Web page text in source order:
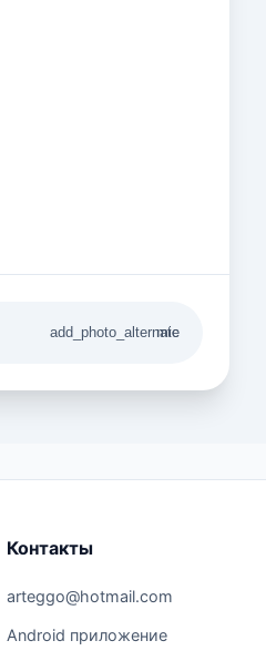
add_photo_alternate
mic
Контакты
arteggo@hotmail.com
Android приложение